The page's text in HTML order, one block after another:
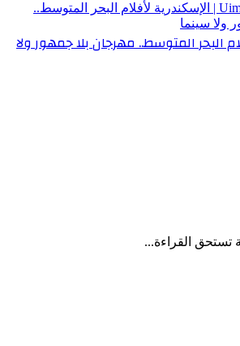
البحر المتوسط.. مهرجان بلا جمهور ولا
القراءة...